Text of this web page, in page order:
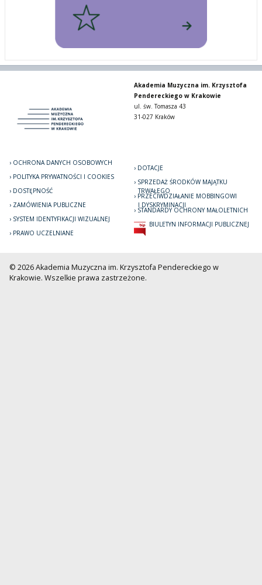
Akademia Muzyczna im. Krzysztofa
Pendereckiego w Krakowie
ul. św. Tomasza 43
31-027 Kraków
OCHRONA DANYCH OSOBOWYCH
POLITYKA PRYWATNOŚCI I COOKIES
DOSTĘPNOŚĆ
ZAMÓWIENIA PUBLICZNE
SYSTEM IDENTYFIKACJI WIZUALNEJ
PRAWO UCZELNIANE
DOTACJE
SPRZEDAŻ ŚRODKÓW MAJĄTKU
TRWAŁEGO
PRZECIWDZIAŁANIE MOBBINGOWI
I DYSKRYMINACJI
STANDARDY OCHRONY MAŁOLETNICH
BIULETYN INFORMACJI PUBLICZNEJ
© 2026 Akademia Muzyczna im. Krzysztofa Pendereckiego w
Krakowie. Wszelkie prawa zastrzeżone.